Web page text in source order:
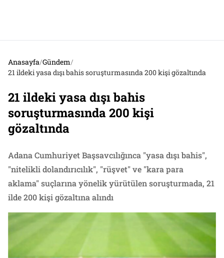
Anasayfa/Gündem/
21 ildeki yasa dışı bahis soruşturmasında 200 kişi gözaltında
21 ildeki yasa dışı bahis
soruşturmasında 200 kişi
gözaltında
Adana Cumhuriyet Başsavcılığınca "yasa dışı bahis",
"nitelikli dolandırıcılık", "rüşvet" ve "kara para
aklama" suçlarına yönelik yürütülen soruşturmada, 21
ilde 200 kişi gözaltına alındı